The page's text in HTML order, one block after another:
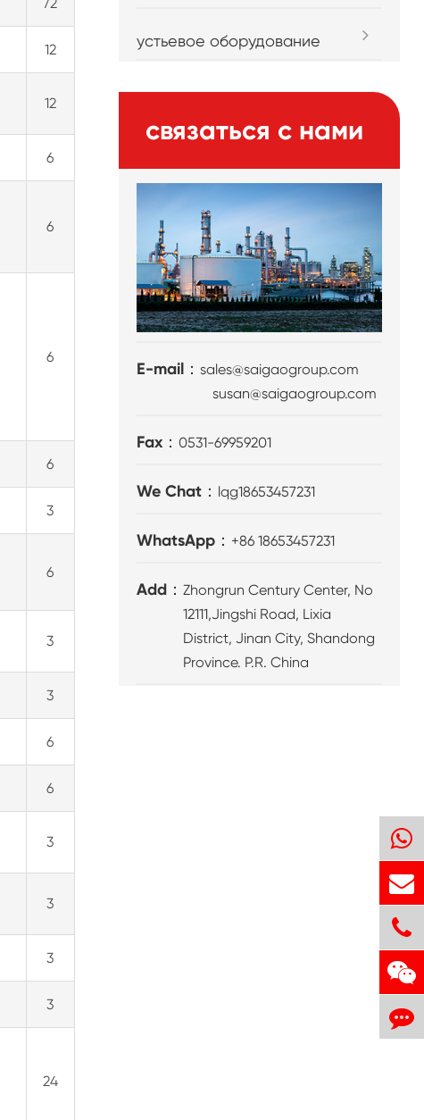
12
12
6
6
6
6
3
6
3
3
6
6
3
3
3
3
24
устьевое оборудование
связаться с нами
E-mail：sales@saigaogroup.com
susan@saigaogroup.com
Fax：0531-69959201
We Chat： lqg18653457231
WhatsApp： +86 18653457231
Add：Zhongrun Century Center, No
12111,Jingshi Road, Lixia
District, Jinan City, Shandong
Province. P.R. China